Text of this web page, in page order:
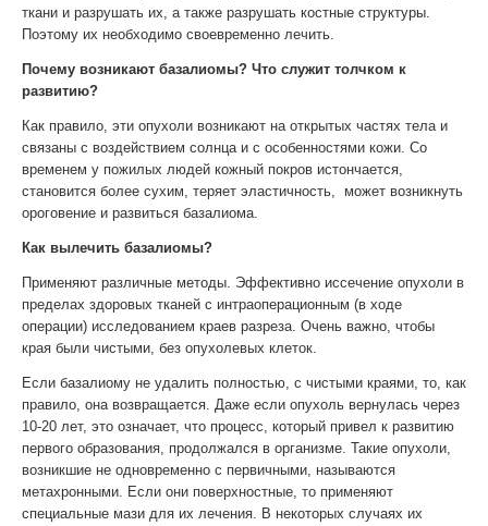
ткани и разрушать их, а также разрушать костные структуры.
Поэтому их необходимо своевременно лечить.
Почему возникают базалиомы? Что служит толчком к
развитию?
Как правило, эти опухоли возникают на открытых частях тела и
связаны с воздействием солнца и с особенностями кожи. Со
временем у пожилых людей кожный покров истончается,
становится более сухим, теряет эластичность, может возникнуть
ороговение и развиться базалиома.
Как вылечить базалиомы?
Применяют различные методы. Эффективно иссечение опухоли в
пределах здоровых тканей с интраоперационным (в ходе
операции) исследованием краев разреза. Очень важно, чтобы
края были чистыми, без опухолевых клеток.
Если базалиому не удалить полностью, с чистыми краями, то, как
правило, она возвращается. Даже если опухоль вернулась через
10-20 лет, это означает, что процесс, который привел к развитию
первого образования, продолжался в организме. Такие опухоли,
возникшие не одновременно с первичными, называются
метахронными. Если они поверхностные, то применяют
специальные мази для их лечения. В некоторых случаях их